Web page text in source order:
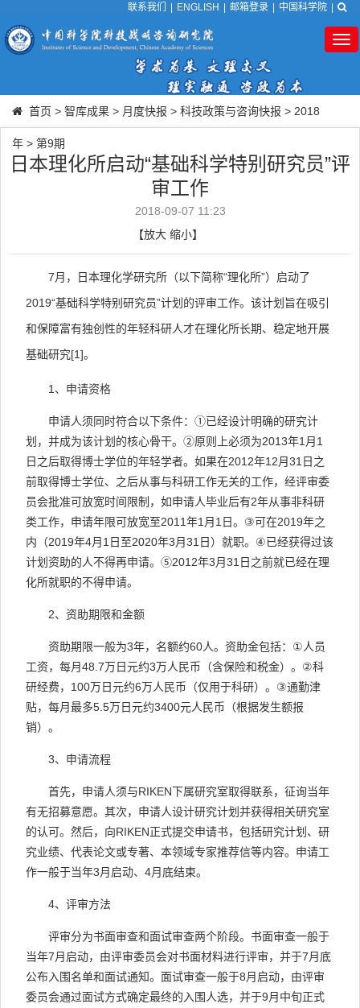
联系我们 ENGLISH 邮箱登录 中国科学院
首页 > 智库成果 > 月度快报 > 科技政策与咨询快报 > 2018
年 > 第9期
日本理化所启动“基础科学特别研究员”评
审工作
2018-09-07 11:23
【放大 缩小】
7月，日本理化学研究所（以下简称“理化所”）启动了
2019“基础科学特别研究员”计划的评审工作。该计划旨在吸引
和保障富有独创性的年轻科研人才在理化所长期、稳定地开展
基础研究[1]。
1 、申请资格
申请人须同时符合以下条件：①已经设计明确的研究计
划，并成为该计划的核心骨干。②原则上必须为2013年1 月 1
日之后取得博士学位的年轻学者。如果在2012年12月31 日之
前取得博士学位、之后从事与科研工作无关的工作，经评审委
员会批准可放宽时间限制，如申请人毕业后有2年从事非科研
类工作，申请年限可放宽至2011年1 月 1 日。 ③可在2019年之
内（2019年4月 1 日至2020年3月31 日）就职。 ④已经获得过该
计划资助的人不得再申请。⑤2012年3月31 日之前就已经在理
化所就职的不得申请。
2、资助期限和金额
资助期限一般为3年，名额约60人。资助金包括： ①人员
工资，每月48.7万日元约3万人民币（含保险和税金）。 ②科
研经费， 100万日元约6万人民币（仅用于科研）。 ③通勤津
贴，每月最多5.5万日元约3400元人民币（根据发生额报
销）。
3、申请流程
首先，申请人须与RIKEN下属研究室取得联系，征询当年
有无招募意愿。其次，申请人设计研究计划并获得相关研究室
的认可。然后，向RIKEN正式提交申请书，包括研究计划、研
究业绩、代表论文或专著、本领域专家推荐信等内容。申请工
作一般于当年3月启动、4月底结束。
4、评审方法
评审分为书面审查和面试审查两个阶段。书面审查一般于
当年7月启动，由评审委员会对书面材料进行评审，并于7月底
公布入围名单和面试通知。面试审查一般于8月启动，由评审
委员会通过面试方式确定最终的入围人选，并于9月中旬正式